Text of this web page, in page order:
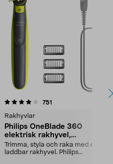
751
Rakhyvlar
Philips OneBlade 360
elektrisk rakhyvel,
QP2724/23
Trimma, styla och raka med en
laddbar rakhyvel. Philips
4.5 av 5 stjärnor